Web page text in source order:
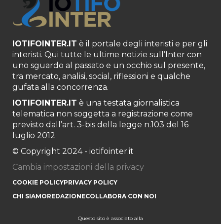
IOTIFOINTER.IT è il portale degli interisti e per gli
interisti. Qui tutte le ultime notizie sull’Inter con
uno sguardo al passato e un occhio sul presente,
tra mercato, analisi, social, riflessioni e qualche
gufata alla concorrenza.
IOTIFOINTER.IT è una testata giornalistica
telematica non soggetta a registrazione come
previsto dall’art. 3-bis della legge n.103 del 16
luglio 2012
© Copyright 2024 - iotifointer.it
Cambia impostazioni della privacy
COOKIE POLICYPRIVACY POLICY
CHI SIAMOREDAZIONECOLLABORA CON NOI
Questo sito è associato alla